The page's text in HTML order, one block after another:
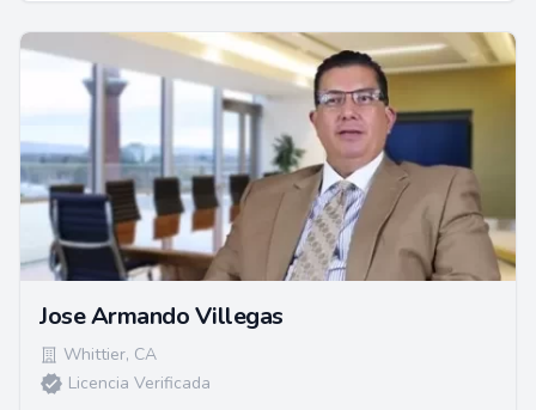
Jose Armando Villegas
Whittier, CA
Licencia Verificada